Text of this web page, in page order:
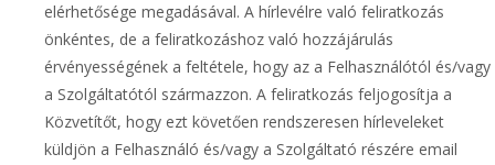
elérhetősége megadásával. A hírlevélre való feliratkozás
önkéntes, de a feliratkozáshoz való hozzájárulás
érvényességének a feltétele, hogy az a Felhasználótól és/vagy
a Szolgáltatótól származzon. A feliratkozás feljogosítja a
Közvetítőt, hogy ezt követően rendszeresen hírleveleket
küldjön a Felhasználó és/vagy a Szolgáltató részére email